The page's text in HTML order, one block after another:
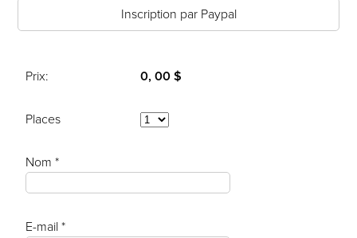
Inscription par Paypal
Prix: 0, 00 $
Places
Nom *
E-mail *